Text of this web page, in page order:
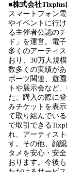
■株式会社Tixplus
スマートフォン
やイベントに行
る主催者公認の
ド」を運営。電
多くのアーティ
おり、30万人規
数多くの実績が
ポーツ関連、遊
トや展示会など
た、購入の際に
みチケットを表
て取り組んでい
で取引できる
れ、アーティス
す。その他、顔
タメを安心・安
おります。今後